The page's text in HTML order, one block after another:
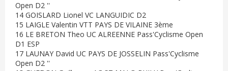
Open D2 ''
14 GOISLARD Lionel VC LANGUIDIC D2
15 LAIGLE Valentin VTT PAYS DE VILAINE 3ème
16 LE BRETON Theo UC ALREENNE Pass'Cyclisme Open
D1 ESP
17 LAUNAY David UC PAYS DE JOSSELIN Pass'Cyclisme
Open D2 ''